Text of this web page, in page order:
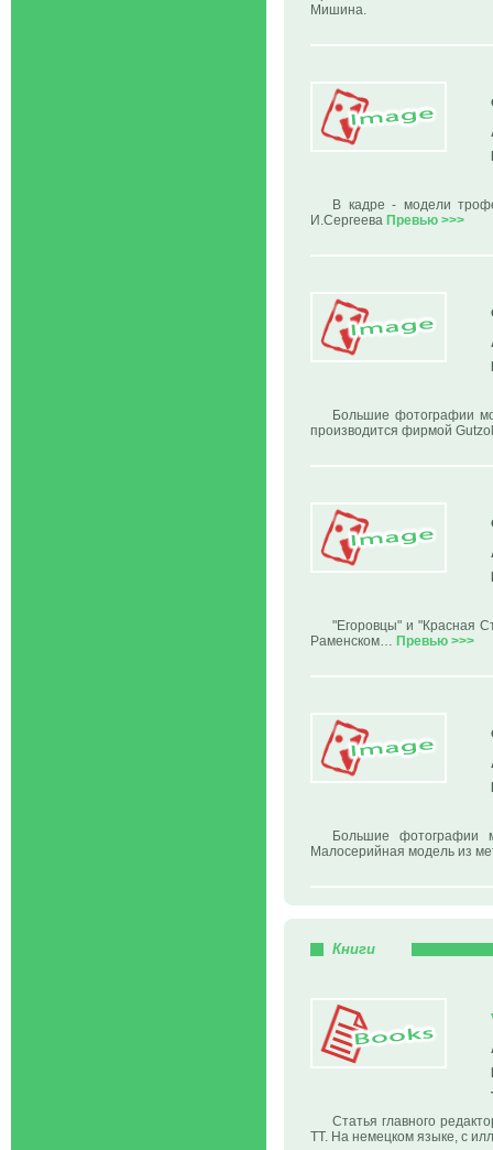
Мишина.
В кадре - модели
И.Сергеева Превью >>>
Большие фотографии
производится фирмой
"Егоровцы" и "Красная
Раменском… Превью >>>
Большие фотографии
Малосерийная модель из
Книги
Статья главного
ТТ. На немецком языке, с